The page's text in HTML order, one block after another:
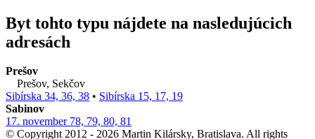
Byt tohto typu nájdete na nasledujúcich
adresách
Prešov
Prešov, Sekčov
Sibírska 34, 36, 38 • Sibírska 15, 17, 19
Sabinov
17. november 78, 79, 80, 81
© Copyright 2012 - 2026 Martin Kilársky, Bratislava. All rights